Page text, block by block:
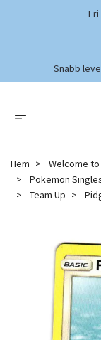
Snabb
Hem Welcome to
Pokemon
Team Up